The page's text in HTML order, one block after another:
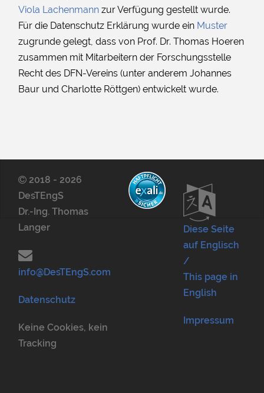
Viola Lachenmann zur Verfügung gestellt wurde.
Für die Datenschutz Erklärung wurde ein Muster
zugrunde gelegt, dass von Prof. Dr. Thomas Hoeren
zusammen mit Mitarbeitern der Forschungsstelle
Recht des DFN-Vereins (unter anderem Johannes
Baur und Charlotte Röttgen) entwickelt wurde.
2018 - 2026
DesTEngS
Dr.-Ing. Thomas
Langer
info@DesTEngS.com
Datenschutz
Keine Cookies, kein
Tracking
Diese Seite
auf Englisch
/
This page in
English
Impressum